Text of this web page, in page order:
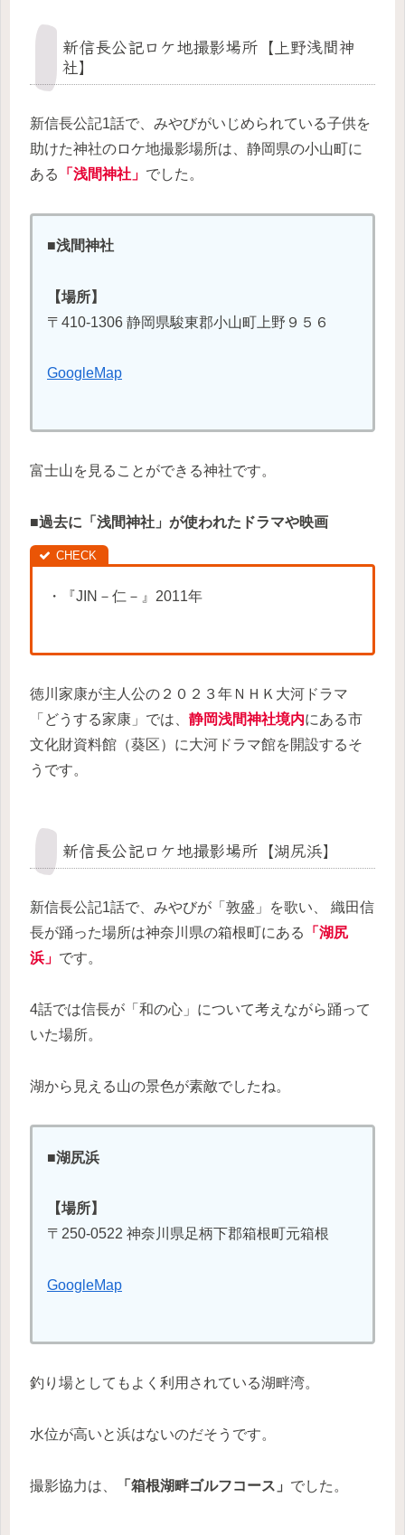
新信長公記ロケ地撮影場所【上野浅間神
社】
新信長公記1話で、みやびがいじめられている子供を
助けた神社のロケ地撮影場所は、静岡県の小山町に
ある
「浅間神社」 でした。
■浅間神社
【場所】
〒410-1306 静岡県駿東郡小山町上野９５６
GoogleMap
富士山を見ることができる神社です。
■過去に「 浅間神社 」が使われたドラマや映画
・『JIN－仁－』2011年
徳川家康が主人公の２０２３年ＮＨＫ大河ドラマ
「どうする家康」では、 静岡浅間神社境内にある市
文化財資料館（葵区）に大河ドラマ館を開設するそ
うです。
新信長公記ロケ地撮影場所【湖尻浜】
新信長公記1話で、みやびが「敦盛」を歌い、 織田信
長が踊った場所は神奈川県の箱根町にある
「湖尻
浜」 です。
4話では信長が「和の心」について考えながら踊って
いた場所。
湖から見える山の景色が素敵でしたね。
■湖尻浜
【場所】
〒250-0522 神奈川県足柄下郡箱根町元箱根
GoogleMap
釣り場としてもよく利用されている湖畔湾。
水位が高いと浜はないのだそうです。
撮影協力は、 「箱根湖畔ゴルフコース」 でした。